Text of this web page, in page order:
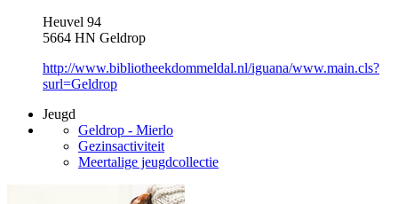
Heuvel 94
5664 HN Geldrop
http://www.bibliotheekdommeldal.nl/iguana/www.main.cls?
surl=Geldrop
Jeugd
Geldrop - Mierlo
Gezinsactiviteit
Meertalige jeugdcollectie